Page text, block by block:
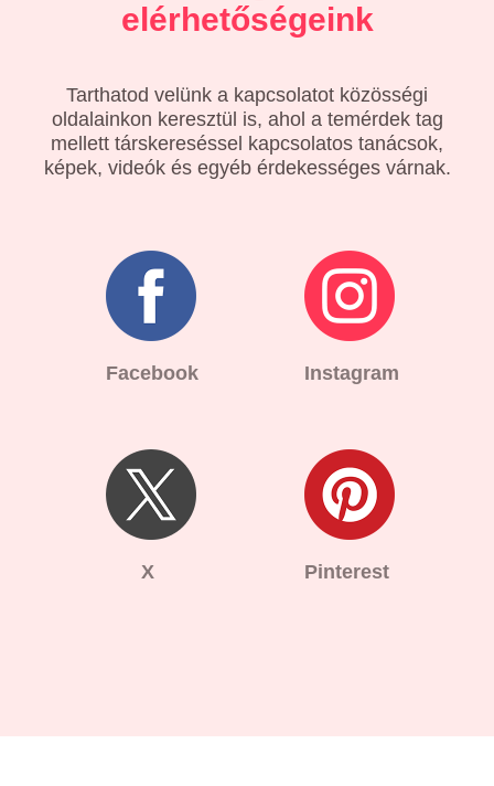
elérhetőségeink
Tarthatod velünk a kapcsolatot közösségi
oldalainkon keresztül is, ahol a temérdek tag
mellett társkereséssel kapcsolatos tanácsok,
képek, videók és egyéb érdekességes várnak.
Facebook Instagram
X Pinterest